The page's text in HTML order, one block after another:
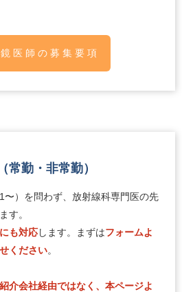
医師の募集要項
常勤・非常勤）
〜）を問わず、放射線科専門医の先
す。
も対応します。まずはフォームよ
ください。
介会社経由ではなく、本ページよ